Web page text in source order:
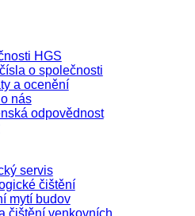
HGS
o společnosti
a ocenění
nás
odpovědnost
servis
čištění
mytí budov
čištění venkovních